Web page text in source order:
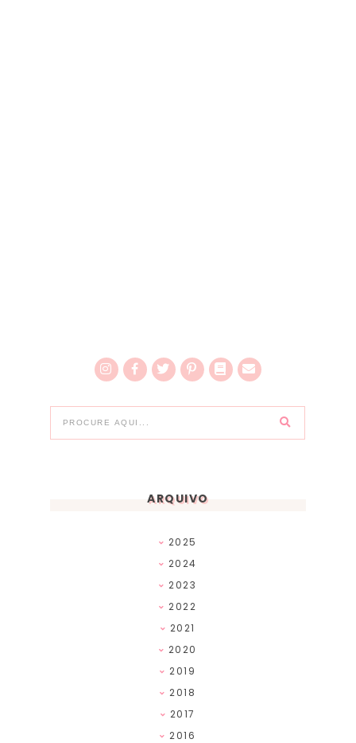
ARQUIVO
2025
2024
2023
2022
2021
2020
2019
2018
2017
2016